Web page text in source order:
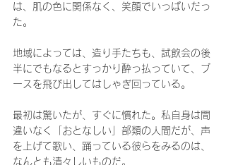
は、肌の色に関係なく、笑顔でいっぱいだっ
た。
地域によっては、造り手たちも、試飲会の後
半にでもなるとすっかり酔っ払っていて、ブ
ースを飛び出してはしゃぎ回っている。
最初は驚いたが、すぐに慣れた。私自身は間
違いなく「おとなしい」部類の人間だが、声
を上げて歌い、踊っている彼らをみるのは、
なんとも清々しいものだ。